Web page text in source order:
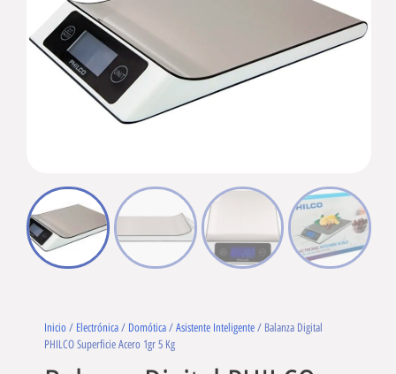
Inicio / Electrónica / Domótica / Asistente Inteligente / Balanza Digital
PHILCO Superficie Acero 1gr 5 Kg